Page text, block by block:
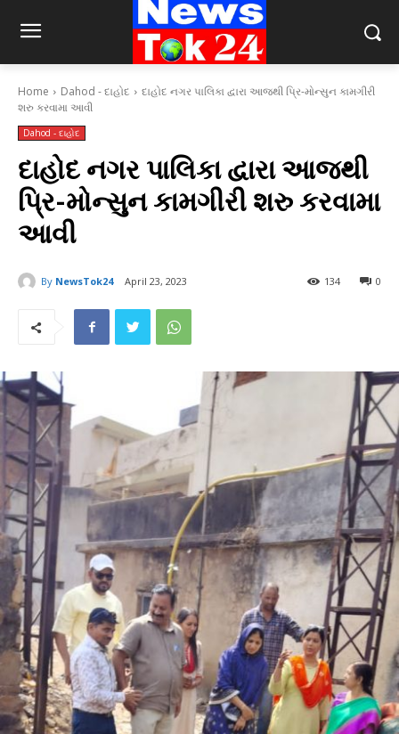
Home Dahod - દાહોદ
દાહોદ નગર પાલિકા દ્વારા આજથી પ્રિ-મોન્સુન કામગીરી
શરુ કરવામા આવી
Dahod - દાહોદ
દાહોદ નગર પાલિકા દ્વારા આજથી
પ્રિ-મોન્સુન કામગીરી શરુ કરવામા
આવી
By NewsTok24 April 23, 2023 0
134